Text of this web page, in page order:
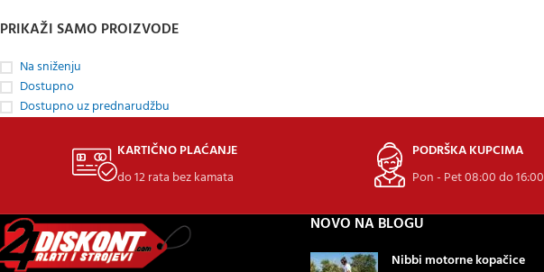
PRIKAŽI SAMO PROIZVODE
Na sniženju
Dostupno
Dostupno uz prednarudžbu
KARTIČNO PLAĆANJE
do 12 rata bez kamata
PODRŠKA KUPCIMA
Pon - Pet 08:00 do 16:00
NOVO NA BLOGU
Nibbi motorne kopačice